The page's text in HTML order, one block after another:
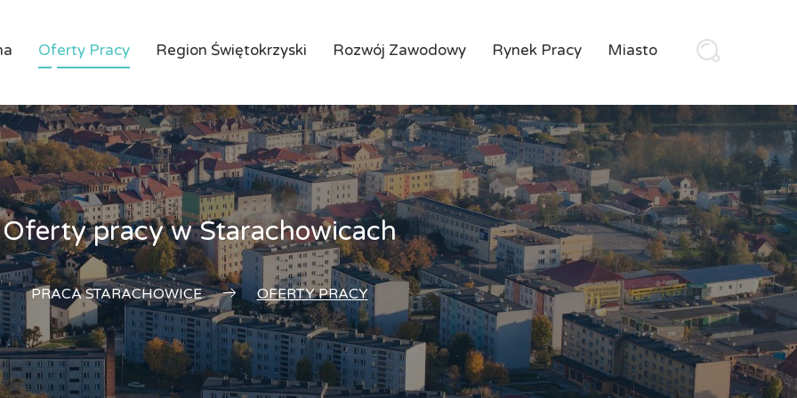
Oferty Pracy Region Świętokrzyski Rozwój Zawodowy Rynek Pracy Miasto
Oferty pracy w Starachowicach
PRACA STARACHOWICE OFERTY PRACY